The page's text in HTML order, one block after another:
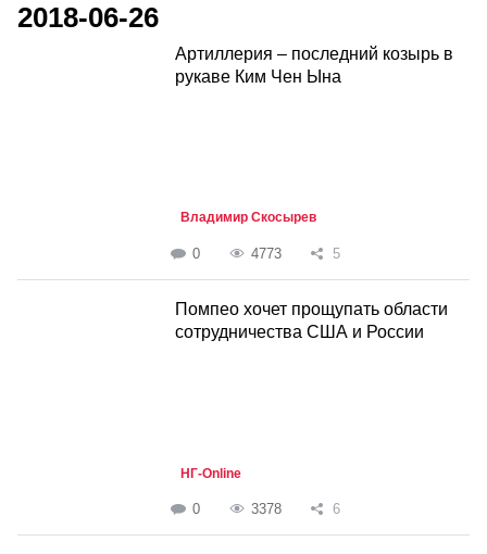
2018-06-26
Артиллерия – последний козырь в
рукаве Ким Чен Ына
Владимир Скосырев
0 4773 5
Помпео хочет прощупать области
сотрудничества США и России
НГ-Online
0 3378 6